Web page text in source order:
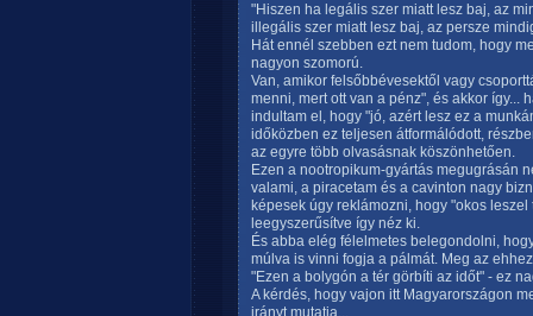
"Hiszen ha legális szer miatt lesz baj, az
illegális szer miatt lesz baj, az persze
Hát ennél szebben ezt nem tudom, hogy
nagyon szomorú.
Van, amikor felsőbbévesektől vagy
menni, mert ott van a pénz", és akkor így...
indultam el, hogy "jó, azért lesz ez a
időközben ez teljesen átformálódott,
az egyre több olvasásnak köszönhetően.
Ezen a nootropikum-gyártás megugrásán
valami, a piracetam és a cavinton nagy
képesek úgy reklámozni, hogy "okos
leegyszerűsítve így néz ki.
És abba elég félelmetes belegondolni,
múlva is vinni fogja a pálmát. Meg az
"Ezen a bolygón a tér görbíti az időt" - ez
A kérdés, hogy vajon itt Magyarországon
irányt mutatja...